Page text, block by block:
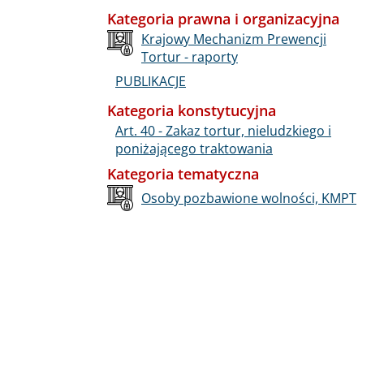
Kategoria prawna i organizacyjna
Krajowy Mechanizm Prewencji
Tortur - raporty
PUBLIKACJE
Kategoria konstytucyjna
Art. 40 - Zakaz tortur, nieludzkiego i
poniżającego traktowania
Kategoria tematyczna
Osoby pozbawione wolności, KMPT